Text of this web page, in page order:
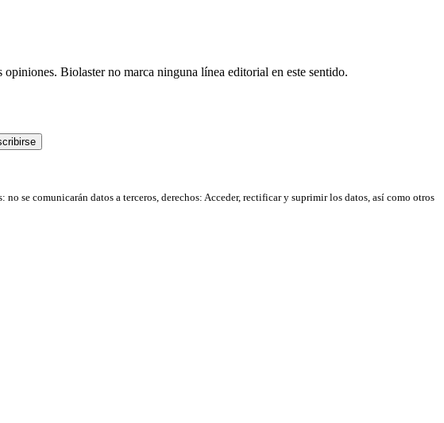
Biolaster no marca ninguna línea editorial en este sentido.
se comunicarán datos a terceros, derechos: Acceder, rectificar y suprimir los datos, así como otros